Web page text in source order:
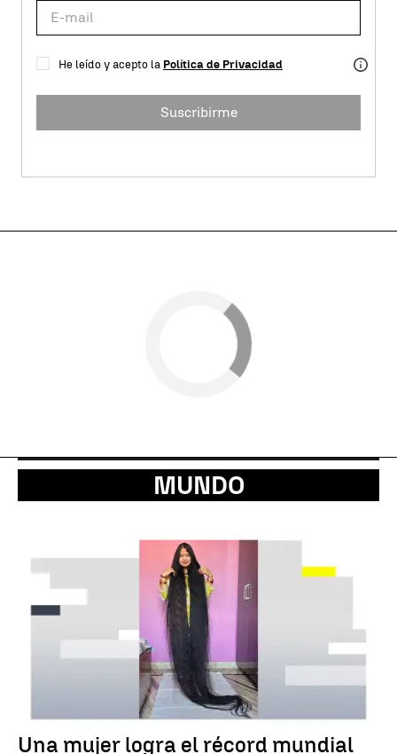
He leído y acepto la Política de Privacidad
Suscribirme
MUNDO
Una mujer logra el récord mundial